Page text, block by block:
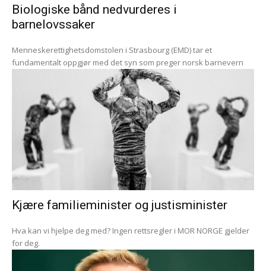
Biologiske bånd nedvurderes i
barnelovssaker
Menneskerettighetsdomstolen i Strasbourg (EMD) tar et
fundamentalt oppgjør med det syn som preger norsk barnevern
Kjære familieminister og justisminister
Hva kan vi hjelpe deg med? Ingen rettsregler i MOR NORGE gjelder
for deg.